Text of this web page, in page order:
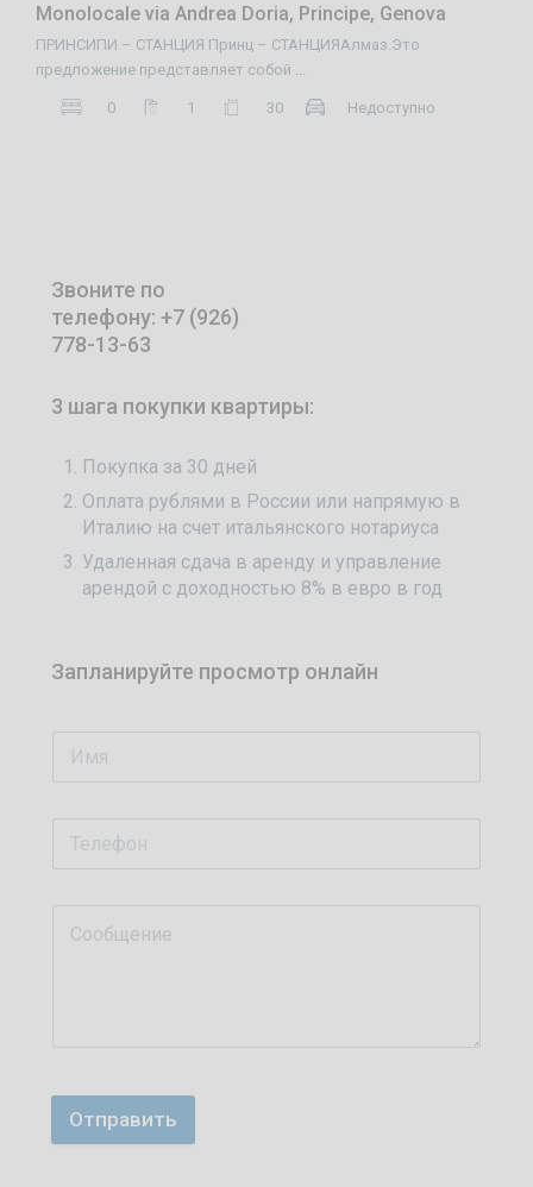
Monolocale via Andrea Doria, Principe, Genova
ПРИНСИПИ – СТАНЦИЯ Принц – СТАНЦИЯАлмаз.Это
предложение представляет собой
0 1 30 Недоступно
Звоните по
телефону: +7 (926)
778-13-63
3 шага покупки квартиры:
Покупка за 30 дней
Оплата рублями в России или напрямую в
Италию на счет итальянского нотариуса
Удаленная сдача в аренду и управление
арендой с доходностью 8% в евро в год
Запланируйте просмотр онлайн
Отправить